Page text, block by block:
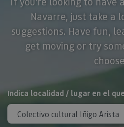
Navarre, just take a
suggestions. Have fun,
get moving or try
Search
Indica localidad / lugar en el